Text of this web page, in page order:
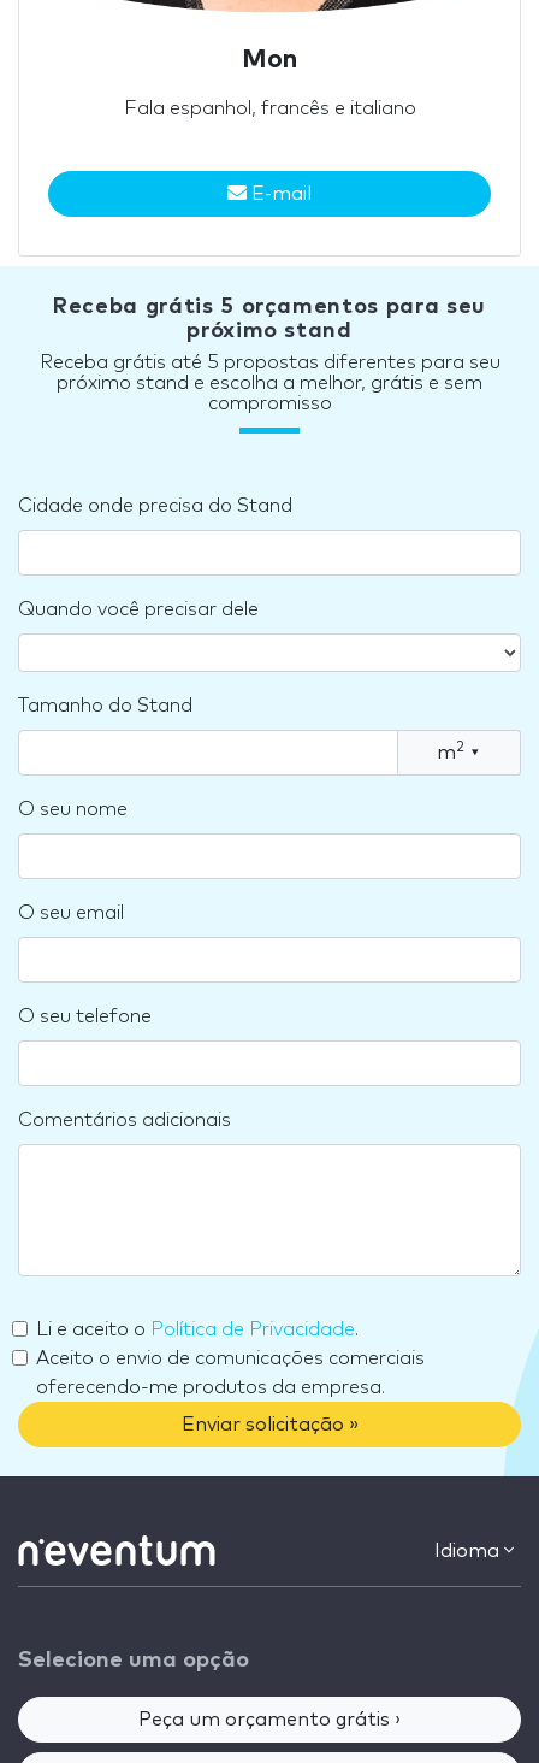
Mon
Fala espanhol, francês e italiano
E-mail
Receba grátis 5 orçamentos para seu
próximo stand
Receba grátis até 5 propostas diferentes para seu
próximo stand e escolha a melhor, grátis e sem
compromisso
Cidade onde precisa do Stand
Quando você precisar dele
Tamanho do Stand
m2 ▾
O seu nome
O seu email
O seu telefone
Comentários adicionais
Li e aceito o Política de Privacidade.
Aceito o envio de comunicações comerciais
oferecendo-me produtos da empresa.
Enviar solicitação »
Idioma
Selecione uma opção
Peça um orçamento grátis ›